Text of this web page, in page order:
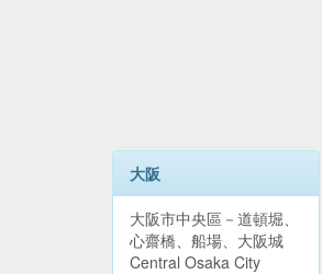
大阪
大阪市中央區－道頓堀、
心齋橋、船場、大阪城
Central Osaka City